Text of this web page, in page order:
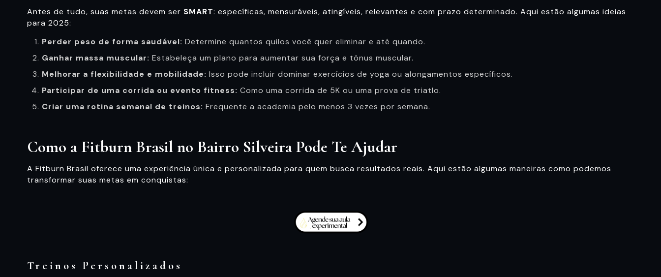
Antes de tudo, suas metas devem ser SMART: específicas, mensuráveis, atingíveis, relevantes e com prazo determinado. Aqui estão algumas ideias
para 2025:
Perder peso de forma saudável: Determine quantos quilos você quer eliminar e até quando.
Ganhar massa muscular: Estabeleça um plano para aumentar sua força e tônus muscular.
Melhorar a flexibilidade e mobilidade: Isso pode incluir dominar exercícios de yoga ou alongamentos específicos.
Participar de uma corrida ou evento fitness: Como uma corrida de 5K ou uma prova de triatlo.
Criar uma rotina semanal de treinos: Frequente a academia pelo menos 3 vezes por semana.
Como a Fitburn Brasil no Bairro Silveira Pode Te Ajudar
A Fitburn Brasil oferece uma experiência única e personalizada para quem busca resultados reais. Aqui estão algumas maneiras como podemos
transformar suas metas em conquistas:
Treinos Personalizados